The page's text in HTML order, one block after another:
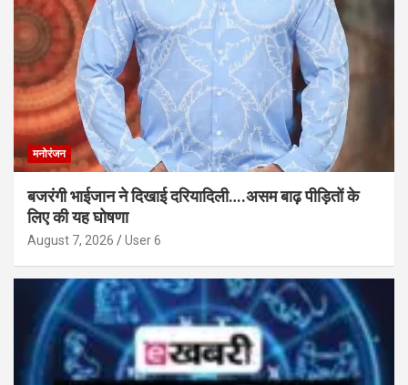
मनोरंजन
बजरंगी भाईजान ने दिखाई दरियादिली….असम बाढ़ पीड़ितों के
लिए की यह घोषणा
August 7, 2026 User 6